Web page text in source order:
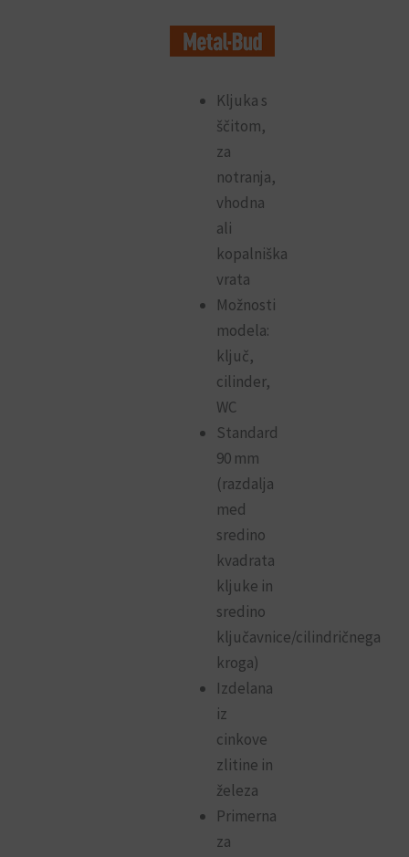
23.90€
do
Kljuka s
ščitom,
za
notranja,
vhodna
ali
kopalniška
vrata
Možnosti
modela:
ključ,
cilinder,
WC
Standard
90 mm
(razdalja
med
sredino
kvadrata
kljuke in
sredino
ključavnice/cilindričnega
kroga)
Izdelana
iz
cinkove
zlitine in
železa
Primerna
za